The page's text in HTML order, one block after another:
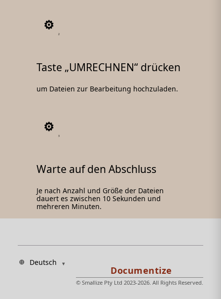
2
Taste „UMRECHNEN“ drücken
um Dateien zur Bearbeitung hochzuladen.
3
Warte auf den Abschluss
Je nach Anzahl und Größe der Dateien
dauert es zwischen 10 Sekunden und
mehreren Minuten.
Deutsch
© Smallize Pty Ltd 2023-2026. All Rights Reserved.